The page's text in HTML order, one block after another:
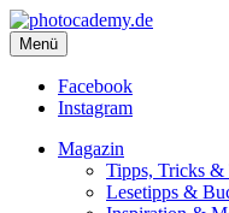
photocademy.de
Fotografie-Magazin für alle,
Technik wollen
Menü
Facebook
Instagram
Magazin
Tipps, Tricks &
Lesetipps &